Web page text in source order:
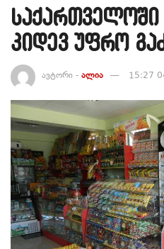
საქართველოში
კიდევ უფრო
ავტორი - ალია 15:27